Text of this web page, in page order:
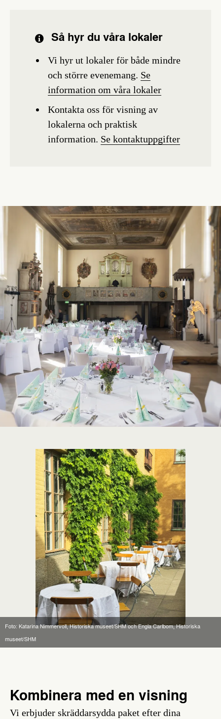
Så hyr du våra lokaler
Vi hyr ut lokaler för både mindre
och större evenemang. Se
information om våra lokaler
Kontakta oss för visning av
lokalerna och praktisk
information. Se kontaktuppgifter
Foto: Katarina Nimmervoll, Historiska museet/SHM och Engla Carlbom, Historiska
museet/SHM
Kombinera med en visning
Vi erbjuder skräddarsydda paket efter dina